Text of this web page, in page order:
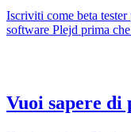
Iscriviti come beta
software Plejd prima
Vuoi sapere di